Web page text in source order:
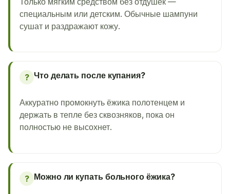
специальным или детским. Обычные шампуни
сушат и раздражают кожу.
? Что делать после купания?
Аккуратно промокнуть ёжика полотенцем и
держать в тепле без сквозняков, пока он
полностью не высохнет.
? Можно ли купать больного ёжика?